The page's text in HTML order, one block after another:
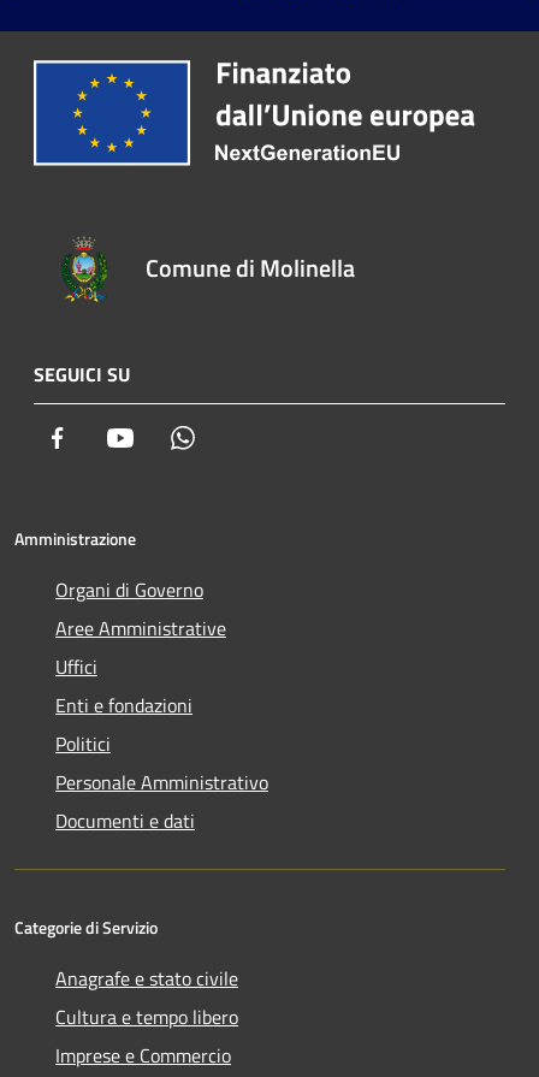
Comune di Molinella
SEGUICI SU
Facebook Youtube
Amministrazione
Organi di Governo
Aree Amministrative
Uffici
Enti e fondazioni
Politici
Personale Amministrativo
Documenti e dati
Categorie di Servizio
Anagrafe e stato civile
Cultura e tempo libero
Imprese e Commercio